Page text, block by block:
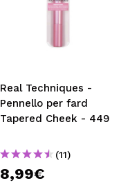
Real Techniques -
Pennello per fard
Tapered Cheek - 449
(11)
8,99€